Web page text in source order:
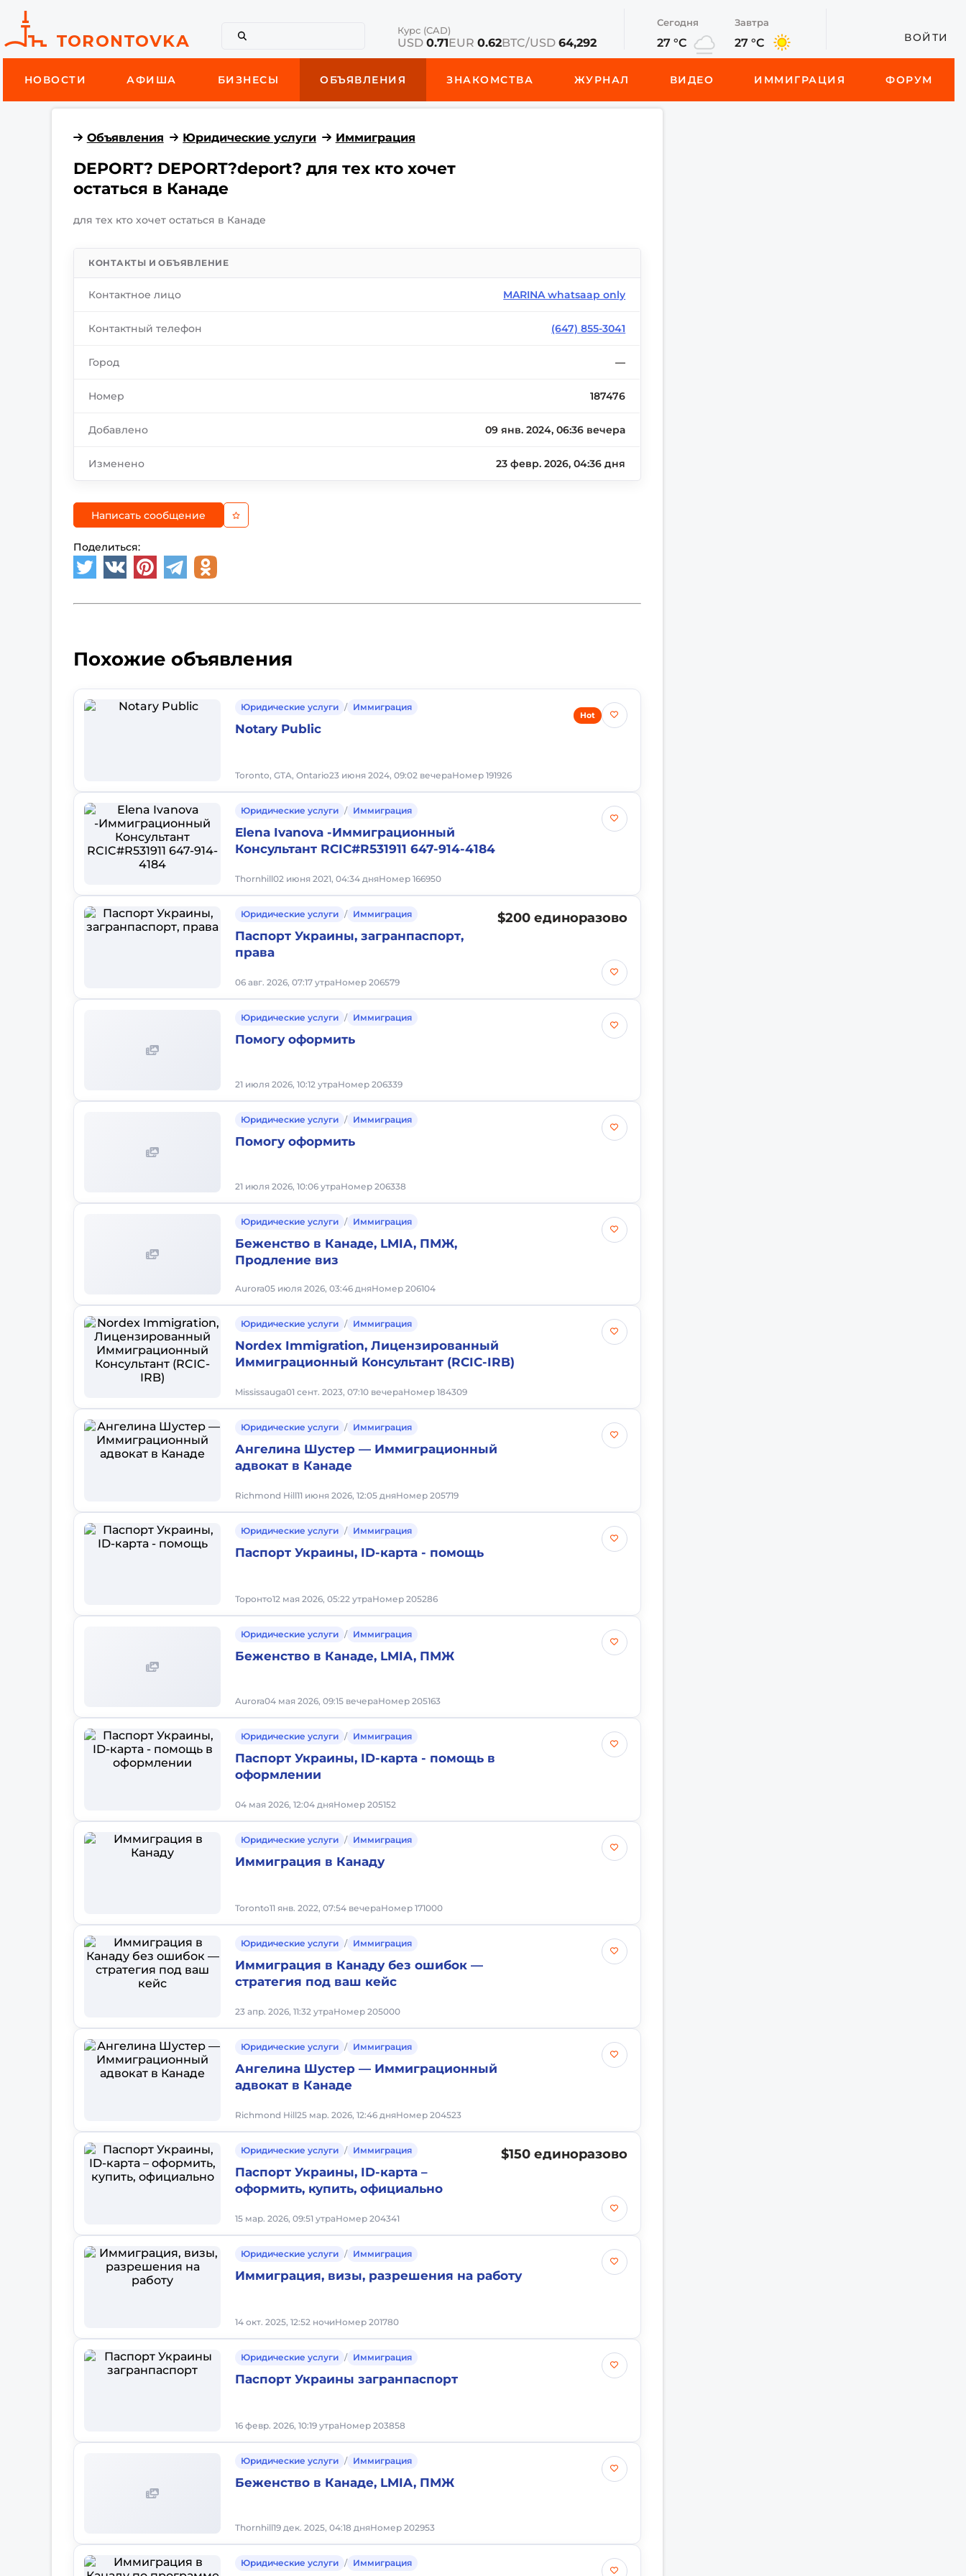
Курс (CAD)
USD 0.71EUR 0.62BTC/USD 64,292
Сегодня
27 °C
Завтра
27 °C ВОЙТИ
НОВОСТИ АФИША БИЗНЕСЫ ОБЪЯВЛЕНИЯ ЗНАКОМСТВА ЖУРНАЛ ВИДЕО ИММИГРАЦИЯ ФОРУМ
Объявления Юридические услуги Иммиграция
DEPORT? DEPORT?deport? для тех кто хочет
остаться в Канаде
для тех кто хочет остаться в Канаде
КОНТАКТЫ И ОБЪЯВЛЕНИЕ
Контактное лицо MARINA whatsaap only
Контактный телефон (647) 855-3041
Город —
Номер 187476
Добавлено 09 янв. 2024, 06:36 вечера
Изменено 23 февр. 2026, 04:36 дня
Написать сообщение
Поделиться:
Похожие объявления
Юридические услуги / Иммиграция
Notary Public
Toronto, GTA, Ontario23 июня 2024, 09:02 вечераНомер 191926
Hot
Юридические услуги / Иммиграция
Elena Ivanova -Иммиграционный
Консультант RCIC#R531911 647-914-4184
Thornhill02 июня 2021, 04:34 дняНомер 166950
Юридические услуги / Иммиграция
Паспорт Украины, загранпаспорт,
права
06 авг. 2026, 07:17 утраНомер 206579
$200 единоразово
Юридические услуги / Иммиграция
Помогу оформить
21 июля 2026, 10:12 утраНомер 206339
Юридические услуги / Иммиграция
Помогу оформить
21 июля 2026, 10:06 утраНомер 206338
Юридические услуги / Иммиграция
Беженство в Канаде, LMIA, ПМЖ,
Продление виз
Aurora05 июля 2026, 03:46 дняНомер 206104
Юридические услуги / Иммиграция
Nordex Immigration, Лицензированный
Иммиграционный Консультант (RCIC-IRB)
Mississauga01 сент. 2023, 07:10 вечераНомер 184309
Юридические услуги / Иммиграция
Ангелина Шустер — Иммиграционный
адвокат в Канаде
Richmond Hill11 июня 2026, 12:05 дняНомер 205719
Юридические услуги / Иммиграция
Паспорт Украины, ID-карта - помощь
Торонто12 мая 2026, 05:22 утраНомер 205286
Юридические услуги / Иммиграция
Беженство в Канаде, LMIA, ПМЖ
Aurora04 мая 2026, 09:15 вечераНомер 205163
Юридические услуги / Иммиграция
Паспорт Украины, ID-карта - помощь в
оформлении
04 мая 2026, 12:04 дняНомер 205152
Юридические услуги / Иммиграция
Иммиграция в Канаду
Toronto11 янв. 2022, 07:54 вечераНомер 171000
Юридические услуги / Иммиграция
Иммиграция в Канаду без ошибок —
стратегия под ваш кейс
23 апр. 2026, 11:32 утраНомер 205000
Юридические услуги / Иммиграция
Ангелина Шустер — Иммиграционный
адвокат в Канаде
Richmond Hill25 мар. 2026, 12:46 дняНомер 204523
Юридические услуги / Иммиграция
Паспорт Украины, ID-карта –
оформить, купить, официально
15 мар. 2026, 09:51 утраНомер 204341
$150 единоразово
Юридические услуги / Иммиграция
Иммиграция, визы, разрешения на работу
14 окт. 2025, 12:52 ночиНомер 201780
Юридические услуги / Иммиграция
Паспорт Украины загранпаспорт
16 февр. 2026, 10:19 утраНомер 203858
Юридические услуги / Иммиграция
Беженство в Канаде, LMIA, ПМЖ
Thornhill19 дек. 2025, 04:18 дняНомер 202953
Юридические услуги / Иммиграция